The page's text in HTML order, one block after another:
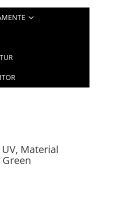
Material